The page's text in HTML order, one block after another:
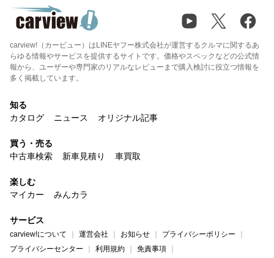
carview!（カービュー）はLINEヤフー株式会社が運営するクルマに関するあ
らゆる情報やサービスを提供するサイトです。価格やスペックなどの公式情
報から、ユーザーや専門家のリアルなレビューまで購入検討に役立つ情報を
多く掲載しています。
知る
カタログ
ニュース オリジナル記事
買う・売る
中古車検索
新車見積り 車買取
楽しむ
マイカー
みんカラ
サービス
carview!について 運営会社 お知らせ
プライバシーポリシー
プライバシーセンター
利用規約
免責事項